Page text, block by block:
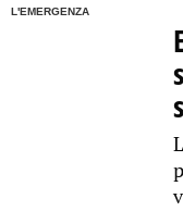
L'EMERGENZA